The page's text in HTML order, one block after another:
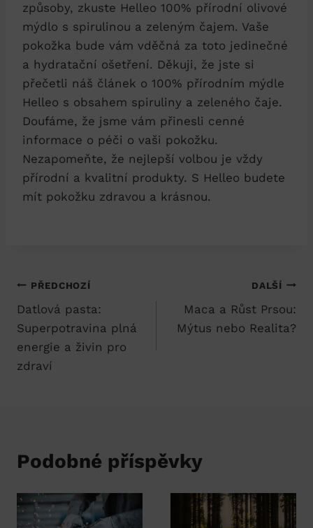
způsoby, zkuste Helleo 100% přírodní olivové
mýdlo s spirulinou a zeleným čajem. Vaše
pokožka bude vám vděčná za toto jedinečné
a hydratační ošetření. Děkuji, že jste si
přečetli náš článek o 100% přírodním mýdle
Helleo s obsahem spiruliny a zeleného čaje.
Doufáme, že jsme vám přinesli cenné
informace o péči o vaši pokožku.
Nezapomeňte, že nejlepší volbou je vždy
přírodní a kvalitní produkty. S Helleo budete
mít pokožku zdravou a krásnou.
Navigace
pro
příspěvek
PŘEDCHOZÍ
Datlová pasta:
Superpotravina plná
energie a živin pro
zdraví
DALŠÍ
Maca a Růst Prsou:
Mýtus nebo Realita?
Podobné příspěvky